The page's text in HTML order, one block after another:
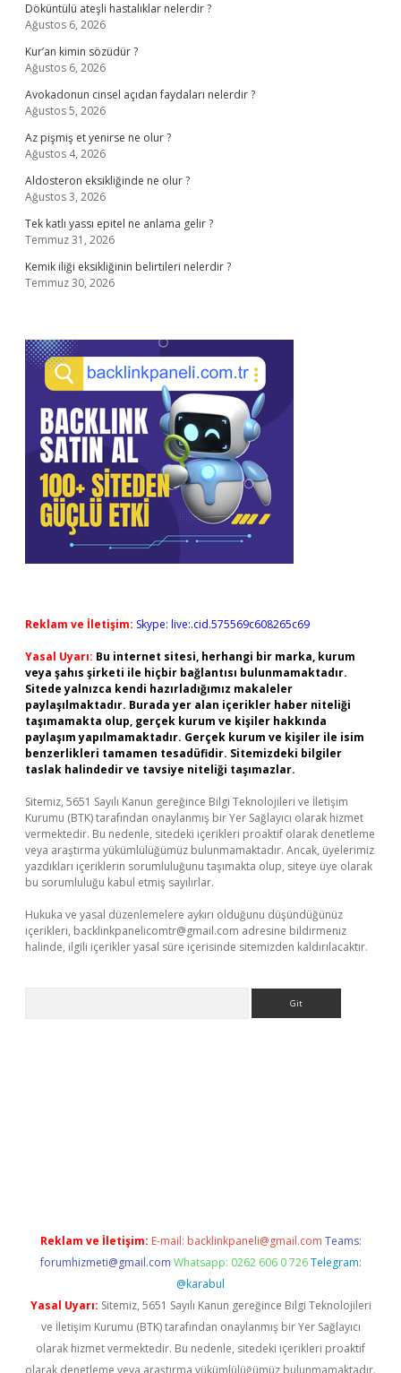
Döküntülü ateşli hastalıklar nelerdir ?
Ağustos 6, 2026
Kur’an kimin sözüdür ?
Ağustos 6, 2026
Avokadonun cinsel açıdan faydaları nelerdir ?
Ağustos 5, 2026
Az pişmiş et yenirse ne olur ?
Ağustos 4, 2026
Aldosteron eksikliğinde ne olur ?
Ağustos 3, 2026
Tek katlı yassı epitel ne anlama gelir ?
Temmuz 31, 2026
Kemik iliği eksikliğinin belirtileri nelerdir ?
Temmuz 30, 2026
Reklam ve İletişim: Skype: live:.cid.575569c608265c69
Yasal Uyarı: Bu internet sitesi, herhangi bir marka, kurum
veya şahıs şirketi ile hiçbir bağlantısı bulunmamaktadır.
Sitede yalnızca kendi hazırladığımız makaleler
paylaşılmaktadır. Burada yer alan içerikler haber niteliği
taşımamakta olup, gerçek kurum ve kişiler hakkında
paylaşım yapılmamaktadır. Gerçek kurum ve kişiler ile isim
benzerlikleri tamamen tesadüfidir. Sitemizdeki bilgiler
taslak halindedir ve tavsiye niteliği taşımazlar.
Sitemiz, 5651 Sayılı Kanun gereğince Bilgi Teknolojileri ve İletişim
Kurumu (BTK) tarafından onaylanmış bir Yer Sağlayıcı olarak hizmet
vermektedir. Bu nedenle, sitedeki içerikleri proaktif olarak denetleme
veya araştırma yükümlülüğümüz bulunmamaktadır. Ancak, üyelerimiz
yazdıkları içeriklerin sorumluluğunu taşımakta olup, siteye üye olarak
bu sorumluluğu kabul etmiş sayılırlar.
Hukuka ve yasal düzenlemelere aykırı olduğunu düşündüğünüz
içerikleri, backlinkpanelicomtr@gmail.com adresine bildirmeniz
halinde, ilgili içerikler yasal süre içerisinde sitemizden kaldırılacaktır.
Reklam ve İletişim: E-mail: backlinkpaneli@gmail.com Teams:
forumhizmeti@gmail.com Whatsapp: 0262 606 0 726 Telegram:
@karabul
Yasal Uyarı: Sitemiz, 5651 Sayılı Kanun gereğince Bilgi Teknolojileri
ve İletişim Kurumu (BTK) tarafından onaylanmış bir Yer Sağlayıcı
olarak hizmet vermektedir. Bu nedenle, sitedeki içerikleri proaktif
olarak denetleme veya araştırma yükümlülüğümüz bulunmamaktadır.